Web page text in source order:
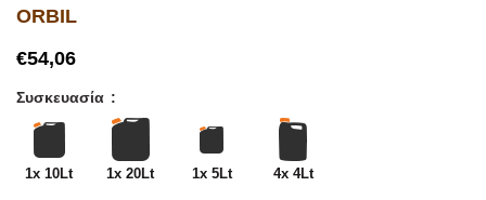
ORBIL
€
Συσκευασία
1x 10Lt 1x 20Lt 1x 5Lt 4x 4Lt